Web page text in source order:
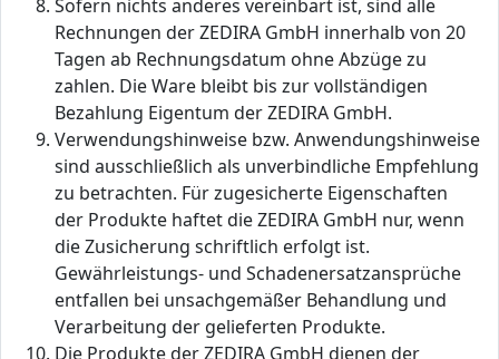
Sofern nichts anderes vereinbart ist, sind alle
Rechnungen der ZEDIRA GmbH innerhalb von 20
Tagen ab Rechnungsdatum ohne Abzüge zu
zahlen. Die Ware bleibt bis zur vollständigen
Bezahlung Eigentum der ZEDIRA GmbH.
Verwendungshinweise bzw. Anwendungshinweise
sind ausschließlich als unverbindliche Empfehlung
zu betrachten. Für zugesicherte Eigenschaften
der Produkte haftet die ZEDIRA GmbH nur, wenn
die Zusicherung schriftlich erfolgt ist.
Gewährleistungs- und Schadenersatzansprüche
entfallen bei unsachgemäßer Behandlung und
Verarbeitung der gelieferten Produkte.
Die Produkte der ZEDIRA GmbH dienen der